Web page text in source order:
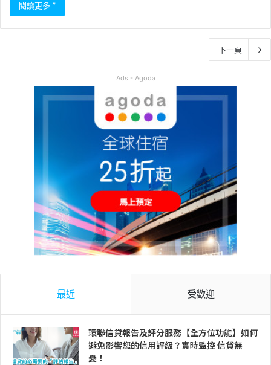
閱讀更多 ”
下一頁
Ads - Agoda
最近 受歡迎
環聯信貸報告及評分服務【全方位功能】如何
避免影響您的信用評級？實時監控 信貸無
憂！